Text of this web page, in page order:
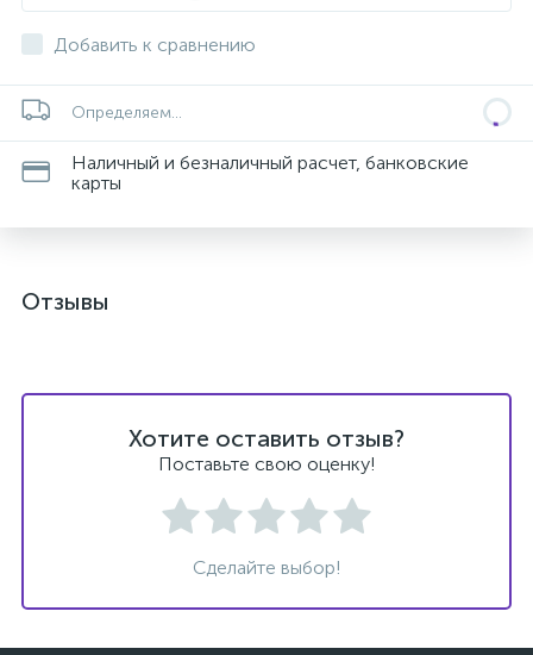
Добавить к сравнению
Определяем...
Наличный и безналичный расчет, банковские
карты
Отзывы
Хотите оставить отзыв?
Поставьте свою оценку!
Сделайте выбор!